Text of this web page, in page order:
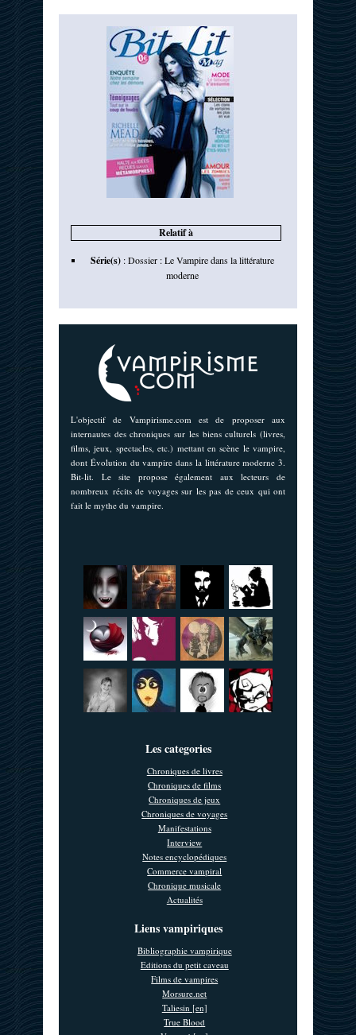
Relatif à
Série(s):Dossier : Le Vampire dans la littérature
moderne
L'objectif de Vampirisme.com est de proposer aux
internautes des chroniques sur les biens culturels (livres,
films, jeux, spectacles, etc.) mettant en scène le vampire,
dont Évolution du vampire dans la littérature moderne 3.
Bit-lit. Le site propose également aux lecteurs de
nombreux récits de voyages sur les pas de ceux qui ont
fait le mythe du vampire.
Les categories
Chroniques de livres
Chroniques de films
Chroniques de jeux
Chroniques de voyages
Manifestations
Interview
Notes encyclopédiques
Commerce vampiral
Chronique musicale
Actualités
Liens vampiriques
Bibliographie vampirique
Editions du petit caveau
Films de vampires
Morsure.net
Taliesin [en]
True Blood